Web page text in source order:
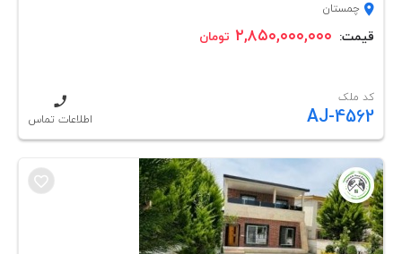
چمستان
قیمت: ۲,۸۵۰,۰۰۰,۰۰۰ تومان
کد ملک
AJ-4562 اطلاعات تماس